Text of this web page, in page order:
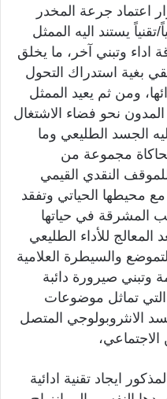
اعتماد جرعة المخدر
يستند اليه الممثل
وتبني آخر، ما يخلق
بغية استدراك التحول
ومن ثم يعيد الممثل
نحو فضاء الاشتغال
الجسد الطليعي وما
مجموعة من
النقدي القيمي
محيطها الحياتي وتفقد
المشرقة في حياتها
المعالج للأداء الطليعي
والسيطرة العلامية
وتبني صيرورة دائبة
التي تماثل موضوعات
الانثروبولوجي المتصل
ايجاد تقنية ادائية